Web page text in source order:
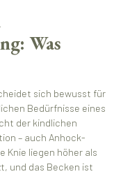
Was
sich bewusst für
Bedürfnisse eines
der kindlichen
– auch Anhock-
Knie liegen höher als
und das Becken ist